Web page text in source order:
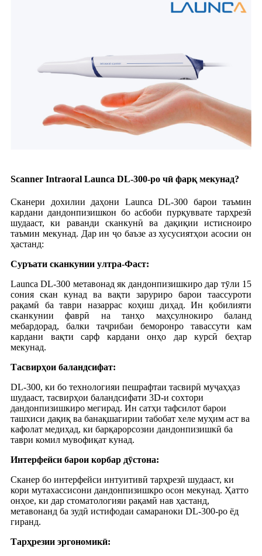
Scanner Intraoral Launca DL-300-ро чӣ фарқ мекунад?
Сканери дохилии даҳони Launca DL-300 барои таъмин
кардани дандонпизишкон бо асбоби пурқуввате тарҳрезӣ
шудааст, ки раванди сканкунӣ ва дақиқии истисноиро
таъмин мекунад. Дар ин ҷо баъзе аз хусусиятҳои асосии он
ҳастанд:
Суръати сканкунии ултра-Фаст:
Launca DL-300 метавонад як дандонпизишкиро дар тӯли 15
сония скан кунад ва вақти заруриро барои таассуроти
рақамӣ ба таври назаррас коҳиш диҳад. Ин қобилияти
сканкунии фаврӣ на танҳо маҳсулнокиро баланд
мебардорад, балки таҷрибаи беморонро тавассути кам
кардани вақти сарф кардани онҳо дар курсӣ беҳтар
мекунад.
Тасвирҳои баландсифат:
DL-300, ки бо технологияи пешрафтаи тасвирӣ муҷаҳҳаз
шудааст, тасвирҳои баландсифати 3D-и сохтори
дандонпизишкиро мегирад. Ин сатҳи тафсилот барои
ташхиси дақиқ ва банақшагирии табобат хеле муҳим аст ва
кафолат медиҳад, ки барқарорсозии дандонпизишкӣ ба
таври комил мувофиқат кунад.
Интерфейси барои корбар дӯстона:
Сканер бо интерфейси интуитивӣ тарҳрезӣ шудааст, ки
кори мутахассисони дандонпизишкро осон мекунад. Ҳатто
онҳое, ки дар стоматологияи рақамӣ нав ҳастанд,
метавонанд ба зудӣ истифодаи самараноки DL-300-ро ёд
гиранд.
Тарҳрезии эргономикӣ: